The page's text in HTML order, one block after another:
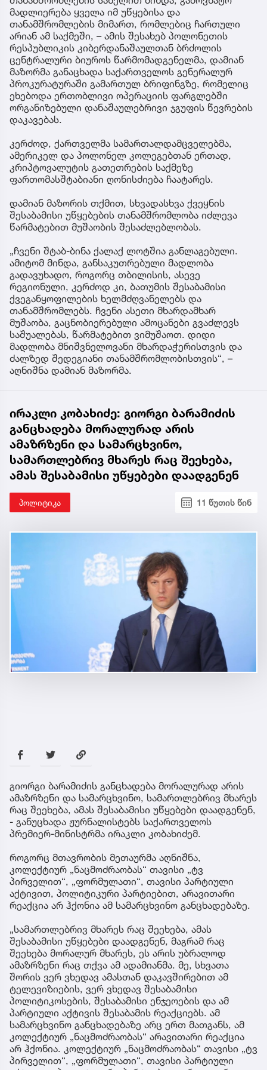
მადლიერება ყველა იმ უწყებისა და
თანამშრომლების მიმართ, რომლებიც ჩართული
არიან ამ საქმეში, – ამის შესახებ პოლონეთის
რესპუბლიკის კიბერდანაშაულთან ბრძოლის
ცენტრალური ბიუროს წარმომადგენელმა, დამიან
მაზორმა განაცხადა საქართველოს გენერალურ
პროკურატურაში გამართულ ბრიფინგზე, რომელიც
ეხებოდა ერთობლივი ოპერაციის ფარგლებში
ორგანიზებული დანაშაულებრივი ჯგუფის წევრების
დაკავებას.
კერძოდ, ქართველმა სამართალდამცველებმა,
ამერიკელ და პოლონელ კოლეგებთან ერთად,
კრიპტოვალუტის გათეთრების საქმეზე
ფართომასშტაბიანი ღონისძიება ჩაატარეს.
დამიან მაზორის თქმით, სხვადასხვა ქვეყნის
შესაბამისი უწყებების თანამშრომლობა იძლევა
წარმატებით მუშაობის შესაძლებლობას.
„ჩვენი შტაბ-ბინა ქალაქ ლოტშია განლაგებული.
ამიტომ მინდა, განსაკუთრებული მადლობა
გადავუხადო, როგორც თბილისის, ასევე
რეგიონული, კერძოდ კი, ბათუმის შესაბამისი
ქვეგანყოფილების ხელმძღვანელებს და
თანამშრომლებს. ჩვენი ასეთი მხარდამხარ
მუშაობა, გაცნობიერებული ამოცანები გვაძლევს
საშუალებას, წარმატებით ვიმუშაოთ. დიდი
მადლობა მნიშვნელოვანი მხარდაჭერისთვის და
ძალზედ შედეგიანი თანამშრომლობისთვის“, –
აღნიშნა დამიან მაზორმა.
ირაკლი კობახიძე: გიორგი ბარამიძის
განცხადება მორალურად არის
ამაზრზენი და სამარცხვინო,
სამართლებრივ მხარეს რაც შეეხება,
ამას შესაბამისი უწყებები დაადგენენ
პოლიტიკა 11 წუთის წინ
გიორგი ბარამიძის განცხადება მორალურად არის
ამაზრზენი და სამარცხვინო, სამართლებრივ მხარეს
რაც შეეხება, ამას შესაბამისი უწყებები დაადგენენ,
- განუცხადა ჟურნალისტებს საქართველოს
პრემიერ-მინისტრმა ირაკლი კობახიძემ.
როგორც მთავრობის მეთაურმა აღნიშნა,
კოლექტიურ „ნაცმოძრაობას“ თავისი „ტვ
პირველით“, „ფორმულათი“, თავისი პარტიული
აქტივით, პოლიტიკური პარტიებით, არავითარი
რეაქცია არ ჰქონია ამ სამარცხვინო განცხადებაზე.
„სამართლებრივ მხარეს რაც შეეხება, ამას
შესაბამისი უწყებები დაადგენენ, მაგრამ რაც
შეეხება მორალურ მხარეს, ეს არის უბრალოდ
ამაზრზენი რაც თქვა ამ ადამიანმა. მე, სხვათა
შორის ვერ ვხედავ ამასთან დაკავშირებით ამ
ტელევიზიების, ვერ ვხედავ შესაბამისი
პოლიტიკოსების, შესაბამისი ენჯეოების და ამ
პარტიული აქტივის შესაბამის რეაქციებს. ამ
სამარცხვინო განცხადებაზე არც ერთ მათგანს, ამ
კოლექტიურ „ნაცმოძრაობას“ არავითარი რეაქცია
არ ჰქონია. კოლექტიურ „ნაცმოძრაობას“ თავისი „ტვ
პირველით“, „ფორმულათი“, თავისი პარტიული